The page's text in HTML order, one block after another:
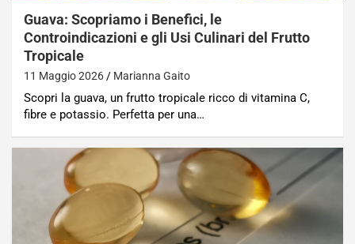
Guava: Scopriamo i Benefici, le
Controindicazioni e gli Usi Culinari del Frutto
Tropicale
11 Maggio 2026 Marianna Gaito
Scopri la guava, un frutto tropicale ricco di vitamina C,
fibre e potassio. Perfetta per una…